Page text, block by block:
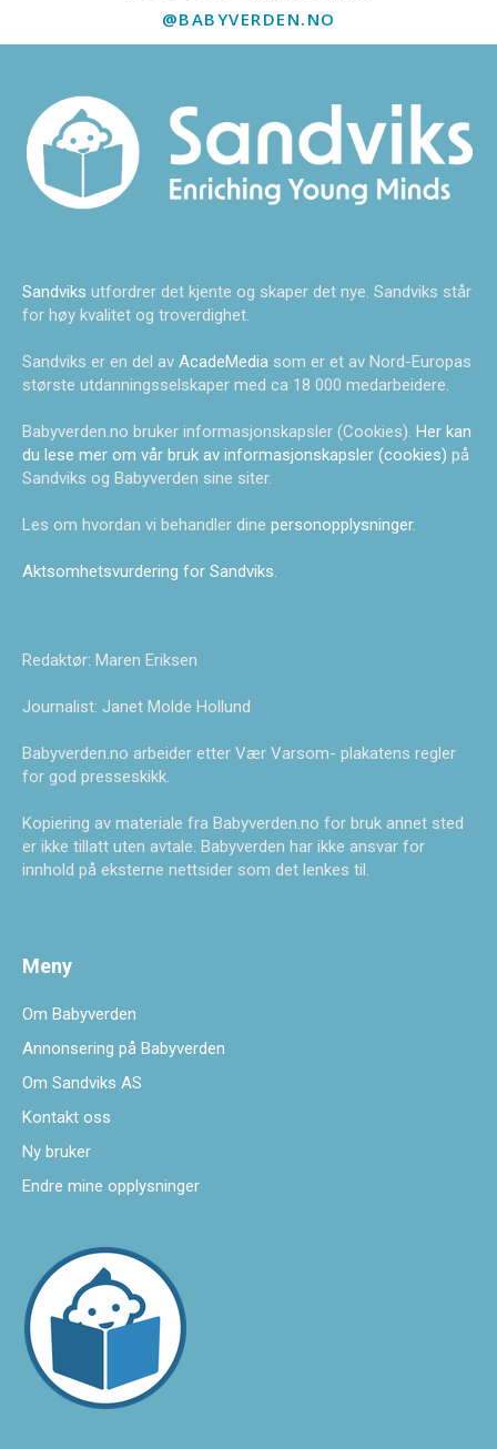
@BABYVERDEN.NO
Sandviks utfordrer det kjente og skaper det nye. Sandviks står
for høy kvalitet og troverdighet.
Sandviks er en del av AcadeMedia som er et av Nord-Europas
største utdanningsselskaper med ca 18 000 medarbeidere.
Babyverden.no bruker informasjonskapsler (Cookies). Her kan
du lese mer om vår bruk av informasjonskapsler (cookies) på
Sandviks og Babyverden sine siter.
Les om hvordan vi behandler dine personopplysninger.
Aktsomhetsvurdering for Sandviks.
Redaktør: Maren Eriksen
Journalist: Janet Molde Hollund
Babyverden.no arbeider etter Vær Varsom- plakatens regler
for god presseskikk.
Kopiering av materiale fra Babyverden.no for bruk annet sted
er ikke tillatt uten avtale. Babyverden har ikke ansvar for
innhold på eksterne nettsider som det lenkes til.
Meny
Om Babyverden
Annonsering på Babyverden
Om Sandviks AS
Kontakt oss
Ny bruker
Endre mine opplysninger